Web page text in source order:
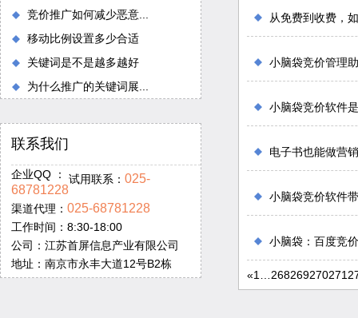
竞价推广如何减少恶意...
移动比例设置多少合适
关键词是不是越多越好
为什么推广的关键词展...
联系我们
企业QQ ： 试用联系： 025-
68781228
渠道代理： 025-68781228
工作时间：8:30-18:00
公司：江苏首屏信息产业有限公司
地址：南京市永丰大道12号B2栋
从免费到收费，
小脑袋竞价管理
小脑袋竞价软件
电子书也能做营
小脑袋竞价软件
小脑袋：百度竞
«1 268269270271